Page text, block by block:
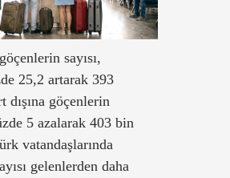
sayısı,
25,2 artarak 393
dışına göçenlerin
5 azalarak 403 bin
vatandaşlarında
gelenlerden daha